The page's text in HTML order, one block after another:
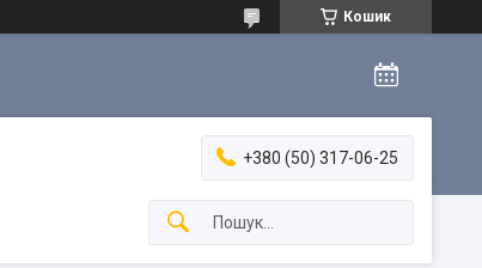
Кошик
+380 (50) 317-06-25